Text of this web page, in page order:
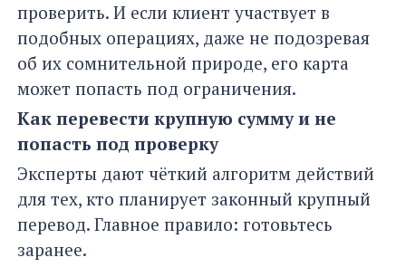
проверить. И если клиент участвует в
подобных операциях, даже не подозревая
об их сомнительной природе, его карта
может попасть под ограничения.
Как перевести крупную сумму и не
попасть под проверку
Эксперты дают чёткий алгоритм действий
для тех, кто планирует законный крупный
перевод. Главное правило: готовьтесь
заранее.